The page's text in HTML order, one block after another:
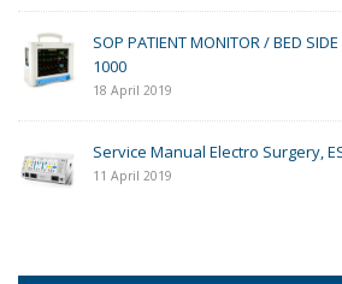
SOP PATIENT MONITOR / BED
1000
18 April 2019
Service Manual Electro Surgery,
11 April 2019